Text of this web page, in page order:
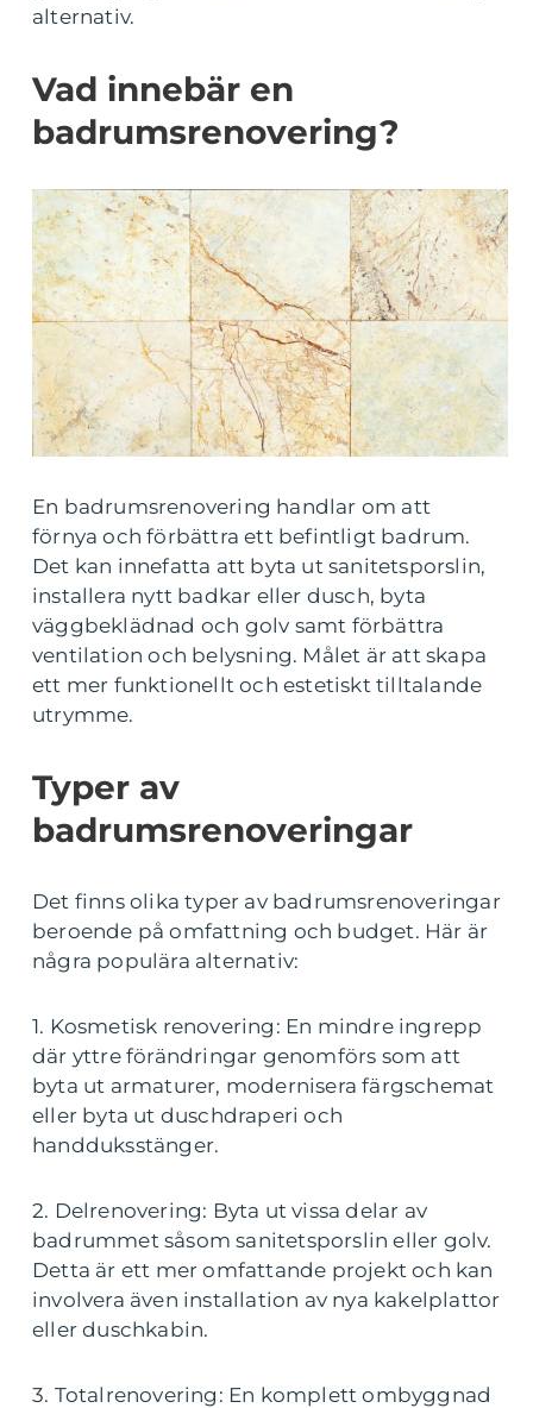
alternativ.
Vad innebär en
badrumsrenovering?
En badrumsrenovering handlar om att
förnya och förbättra ett befintligt badrum.
Det kan innefatta att byta ut sanitetsporslin,
installera nytt badkar eller dusch, byta
väggbeklädnad och golv samt förbättra
ventilation och belysning. Målet är att skapa
ett mer funktionellt och estetiskt tilltalande
utrymme.
Typer av
badrumsrenoveringar
Det finns olika typer av badrumsrenoveringar
beroende på omfattning och budget. Här är
några populära alternativ:
1. Kosmetisk renovering: En mindre ingrepp
där yttre förändringar genomförs som att
byta ut armaturer, modernisera färgschemat
eller byta ut duschdraperi och
handduksstänger.
2. Delrenovering: Byta ut vissa delar av
badrummet såsom sanitetsporslin eller golv.
Detta är ett mer omfattande projekt och kan
involvera även installation av nya kakelplattor
eller duschkabin.
3. Totalrenovering: En komplett ombyggnad